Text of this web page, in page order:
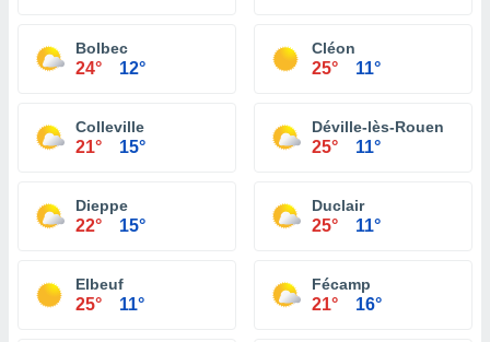
Bolbec
24° 12°
Cléon
25° 11°
Colleville
21° 15°
Déville-lès-Rouen
25° 11°
Dieppe
22° 15°
Duclair
25° 11°
Elbeuf
25° 11°
Fécamp
21° 16°